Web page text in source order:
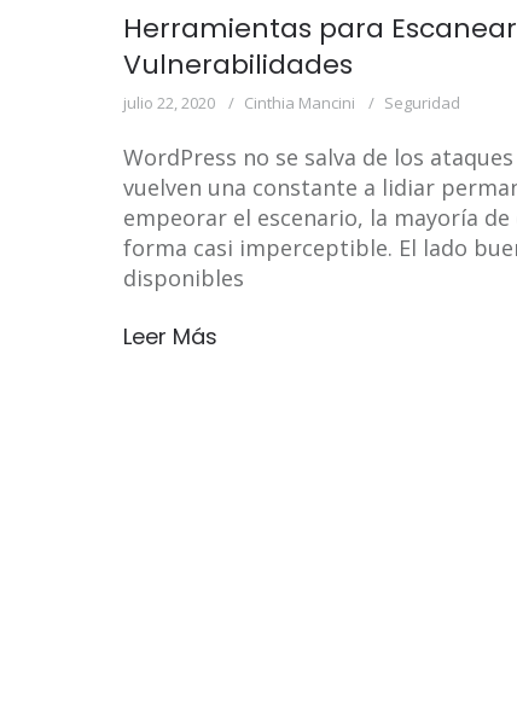
Herramientas para
Vulnerabilidades
julio 22, 2020 Cinthia Mancini Seguridad
WordPress no se salva de los
vuelven una constante a lidiar
empeorar el escenario, la mayoría
forma casi imperceptible. El lado
disponibles
Leer Más